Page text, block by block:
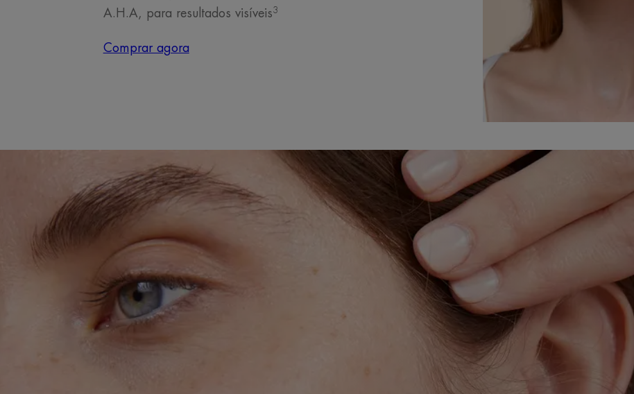
A.H.A, para resultados visíveis3
Comprar agora